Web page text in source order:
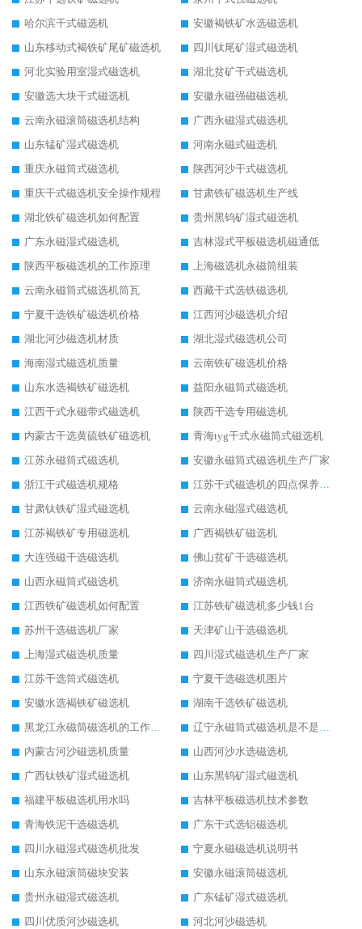
哈尔滨干式磁选机
安徽褐铁矿水选磁选机
山东移动式褐铁矿尾矿磁选机
四川钛尾矿湿式磁选机
河北实验用室湿式磁选机
湖北贫矿干式磁选机
安徽选大块干式磁选机
安徽永磁强磁磁选机
云南永磁滚筒磁选机结构
广西永磁湿式磁选机
山东锰矿湿式磁选机
河南永磁式磁选机
重庆永磁筒式磁选机
陕西河沙干式磁选机
重庆干式磁选机安全操作规程
甘肃铁矿磁选机生产线
湖北铁矿磁选机如何配置
贵州黑钨矿湿式磁选机
广东永磁湿式磁选机
吉林湿式平板磁选机磁通低
陕西平板磁选机的工作原理
上海磁选机永磁筒组装
云南永磁筒式磁选机筒瓦
西藏干式选铁磁选机
宁夏干选铁矿磁选机价格
江西河沙磁选机介绍
湖北河沙磁选机材质
湖北湿式磁选机公司
海南湿式磁选机质量
云南铁矿磁选机价格
山东水选褐铁矿磁选机
益阳永磁筒式磁选机
江西干式永磁带式磁选机
陕西干选专用磁选机
内蒙古干选黄硫铁矿磁选机
青海tyg干式永磁筒式磁选机
江苏永磁筒式磁选机
安徽永磁筒式磁选机生产厂家
浙江干式磁选机规格
江苏干式磁选机的四点保养秘籍
甘肃钛铁矿湿式磁选机
云南永磁湿式磁选机
江苏褐铁矿专用磁选机
广西褐铁矿磁选机
大连强磁干选磁选机
佛山贫矿干选磁选机
山西永磁筒式磁选机
济南永磁筒式磁选机
江西铁矿磁选机如何配置
江苏铁矿磁选机多少钱1台
苏州干选磁选机厂家
天津矿山干选磁选机
上海湿式磁选机质量
四川湿式磁选机生产厂家
江苏干选筒式磁选机
宁夏干选磁选机图片
安徽水选褐铁矿磁选机
湖南干选铁矿磁选机
黑龙江永磁筒磁选机的工作原理
辽宁永磁筒式磁选机是不是强磁
内蒙古河沙磁选机质量
山西河沙水选磁选机
广西钛铁矿湿式磁选机
山东黑钨矿湿式磁选机
福建平板磁选机用水吗
吉林平板磁选机技术参数
青海铁泥干选磁选机
广东干式选铝磁选机
四川永磁湿式磁选机批发
宁夏永磁磁选机说明书
山东永磁滚筒磁块安装
安徽永磁滚筒磁选机
贵州永磁湿式磁选机
广东锰矿湿式磁选机
四川优质河沙磁选机
河北河沙磁选机